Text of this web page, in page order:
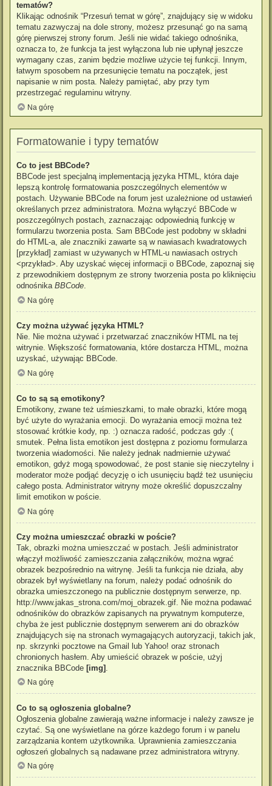
tematów?
Klikając odnośnik “Przesuń temat w górę”, znajdujący się w widoku
tematu zazwyczaj na dole strony, możesz przesunąć go na samą
górę pierwszej strony forum. Jeśli nie widać takiego odnośnika,
oznacza to, że funkcja ta jest wyłączona lub nie upłynął jeszcze
wymagany czas, zanim będzie możliwe użycie tej funkcji. Innym,
łatwym sposobem na przesunięcie tematu na początek, jest
napisanie w nim posta. Należy pamiętać, aby przy tym
przestrzegać regulaminu witryny.
Na górę
Formatowanie i typy tematów
Co to jest BBCode?
BBCode jest specjalną implementacją języka HTML, która daje
lepszą kontrolę formatowania poszczególnych elementów w
postach. Używanie BBCode na forum jest uzależnione od ustawień
określanych przez administratora. Można wyłączyć BBCode w
poszczególnych postach, zaznaczając odpowiednią funkcję w
formularzu tworzenia posta. Sam BBCode jest podobny w składni
do HTML-a, ale znaczniki zawarte są w nawiasach kwadratowych
[przykład] zamiast w używanych w HTML-u nawiasach ostrych
<przykład>. Aby uzyskać więcej informacji o BBCode, zapoznaj się
z przewodnikiem dostępnym ze strony tworzenia posta po kliknięciu
odnośnika BBCode.
Na górę
Czy można używać języka HTML?
Nie. Nie można używać i przetwarzać znaczników HTML na tej
witrynie. Większość formatowania, które dostarcza HTML, można
uzyskać, używając BBCode.
Na górę
Co to są są emotikony?
Emotikony, zwane też uśmieszkami, to małe obrazki, które mogą
być użyte do wyrażania emocji. Do wyrażania emocji można też
stosować krótkie kody, np. :) oznacza radość, podczas gdy :(
smutek. Pełna lista emotikon jest dostępna z poziomu formularza
tworzenia wiadomości. Nie należy jednak nadmiernie używać
emotikon, gdyż mogą spowodować, że post stanie się nieczytelny i
moderator może podjąć decyzję o ich usunięciu bądź też usunięciu
całego posta. Administrator witryny może określić dopuszczalny
limit emotikon w poście.
Na górę
Czy można umieszczać obrazki w poście?
Tak, obrazki można umieszczać w postach. Jeśli administrator
włączył możliwość zamieszczania załączników, można wgrać
obrazek bezpośrednio na witrynę. Jeśli ta funkcja nie działa, aby
obrazek był wyświetlany na forum, należy podać odnośnik do
obrazka umieszczonego na publicznie dostępnym serwerze, np.
http://www.jakas_strona.com/moj_obrazek.gif. Nie można podawać
odnośników do obrazków zapisanych na prywatnym komputerze,
chyba że jest publicznie dostępnym serwerem ani do obrazków
znajdujących się na stronach wymagających autoryzacji, takich jak,
np. skrzynki pocztowe na Gmail lub Yahoo! oraz stronach
chronionych hasłem. Aby umieścić obrazek w poście, użyj
znacznika BBCode [img]
Na górę
Co to są ogłoszenia globalne?
Ogłoszenia globalne zawierają ważne informacje i należy zawsze je
czytać. Są one wyświetlane na górze każdego forum i w panelu
zarządzania kontem użytkownika. Uprawnienia zamieszczania
ogłoszeń globalnych są nadawane przez administratora witryny.
Na górę